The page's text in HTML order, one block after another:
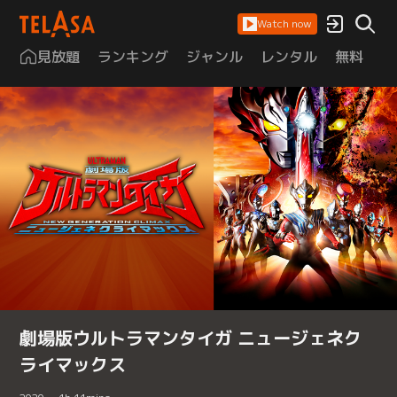
Watch now
見放題 ランキング ジャンル レンタル 無料
劇場版ウルトラマンタイガ ニュージェネク
ライマックス